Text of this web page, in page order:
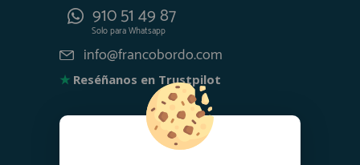
910 51 49 87
Solo paraWhatsapp
info@francobordo.com
★ Reséñanos en Trustpilot